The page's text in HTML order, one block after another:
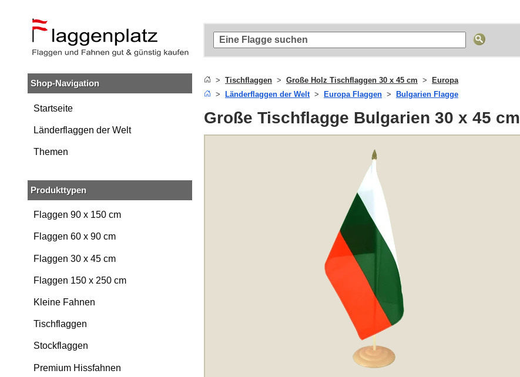
Hauptinhalt
springen
Suche
Zur
Navigation
springen
Shop-Navigation
Startseite
Länderflaggen der Welt
Themen
Produkttypen
Flaggen 90 x 150 cm
Flaggen 60 x 90 cm
Flaggen 30 x 45 cm
Flaggen 150 x 250 cm
Kleine Fahnen
Tischflaggen
Stockflaggen
Premium Hissfahnen
Tischflaggen Große Holz Tischflaggen 30 x 45 cm
Europa
Länderflaggen der Welt
Europa Flaggen Bulgarien Flagge
Große Tischflagge Bulgarien 30 x 45 cm